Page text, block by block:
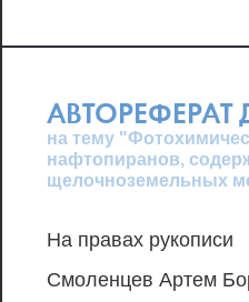
АВТОРЕФЕРАТ
на тему
нафтопиранов,
щелочноземельных
На правах рукописи
Смоленцев Артем